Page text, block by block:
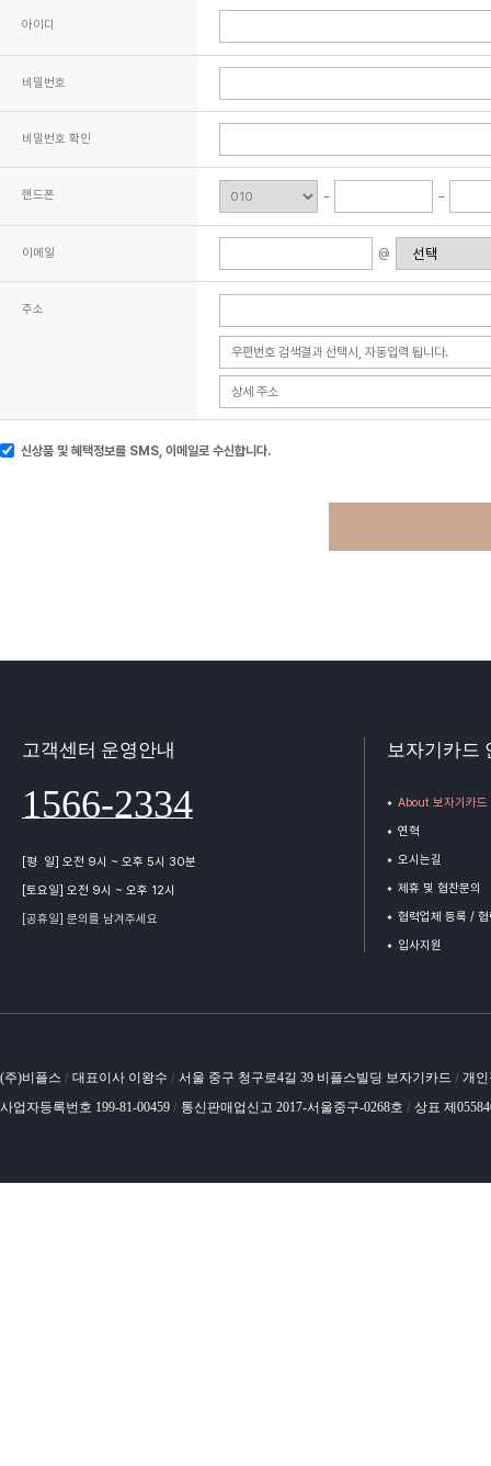
아이디
비밀번호
비밀번호 확인
핸드폰
이메일 @
주소
신상품 및 혜택정보를 SMS, 이메일로 수신합니다.
고객센터 운영안내
1566-2334
[평 일] 오전 9시 ~ 오후 5시 30분
[토요일] 오전 9시 ~ 오후 12시
[공휴일] 문의를 남겨주세요
보자기카드
About 보자기카드
연혁
오시는길
제휴 및 협찬문의
협력업체 등록 /
입사지원
(주)비플스 / 대표이사 이왕수 / 서울 중구 청구로4길 39 비플스빌딩 보자기카드 / 개
사업자등록번호 199-81-00459 / 통신판매업신고 2017-서울중구-0268호 / 상표 제